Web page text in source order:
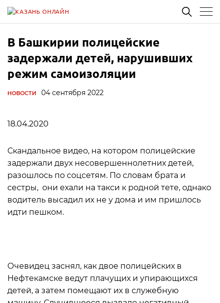
В Башкирии полицейские
задержали детей, нарушивших
режим самоизоляции
НОВОСТИ 04 сентября 2022
18.04.2020
Скандальное видео, на котором полицейские
задержали двух несовершеннолетних детей,
разошлось по соцсетям. По словам брата и
сестры, они ехали на такси к родной тете, однако
водитель высадил их не у дома и им пришлось
идти пешком.
Очевидец заснял, как двое полицейских в
Нефтекамске ведут плачущих и упирающихся
детей, а затем помещают их в служебную